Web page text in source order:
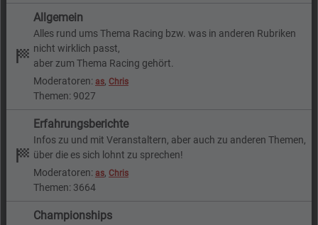
Allgemein
Alles rund ums Thema Racing bzw. was in anderen Rubriken
nicht wirklich passt,
aber zum Thema Racing gehört.
Moderatoren: as, Chris
Themen: 9027
Erfahrungsberichte
Infos zu und mit Veranstaltern, aber auch zu anderen Themen,
über die es sich lohnt zu sprechen!
Moderatoren: as, Chris
Themen: 3664
Championships